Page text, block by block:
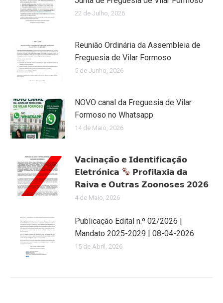
22 de Julho, 2026
Reunião Ordinária da Assembleia de
Freguesia de Vilar Formoso
5 de Junho, 2026
NOVO canal da Freguesia de Vilar
Formoso no Whatsapp
14 de Maio, 2026
𝗩𝗮𝗰𝗶𝗻𝗮𝗰̧𝗮̃𝗼 𝗲 𝗜𝗱𝗲𝗻𝘁𝗶𝗳𝗶𝗰𝗮𝗰̧𝗮̃𝗼
𝗘𝗹𝗲𝘁𝗿𝗼́𝗻𝗶𝗰𝗮
𝗣𝗿𝗼𝗳𝗶𝗹𝗮𝘅𝗶𝗮 𝗱𝗮
𝗥𝗮𝗶𝘃𝗮 𝗲 𝗢𝘂𝘁𝗿𝗮𝘀 𝗭𝗼𝗼𝗻𝗼𝘀𝗲𝘀 𝟮𝟬𝟮𝟲
4 de Maio, 2026
Publicação Edital n.º 02/2026 |
Mandato 2025-2029 | 08-04-2026
15 de Abril, 2026